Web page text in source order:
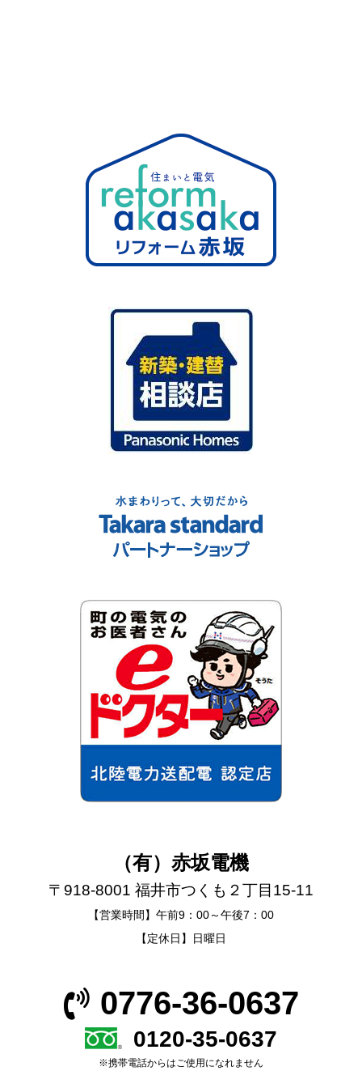
（有）赤坂電機
〒918-8001 福井市つくも２丁目15-11
【営業時間】午前9：00～午後7：00
【定休日】日曜日
0776-36-0637
0120-35-0637
※携帯電話からはご使用になれません